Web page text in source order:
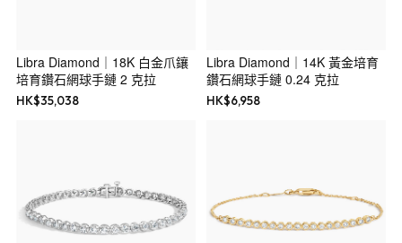
Libra Diamond｜18K 白金爪鑲
培育鑽石網球手鏈 2 克拉
HK$35,038
Libra Diamond｜14K 黃金培育
鑽石網球手鏈 0.24 克拉
HK$6,958